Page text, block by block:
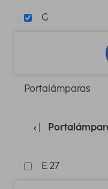
G
Portalámparas
E 27